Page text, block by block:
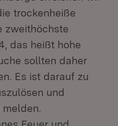
trockenheiße
zweithöchste
das heißt hohe
sollten daher
Es ist darauf zu
und